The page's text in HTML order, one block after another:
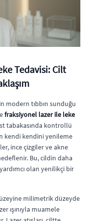
Tedavisi: Cilt
modern tıbbın sunduğu
fraksiyonel lazer ile leke
tabakasında kontrollü
kendi kendini yenileme
ince çizgiler ve akne
Bu, cildin daha
olan yenilikçi bir
milimetrik düzeyde
ışınıyla muamele